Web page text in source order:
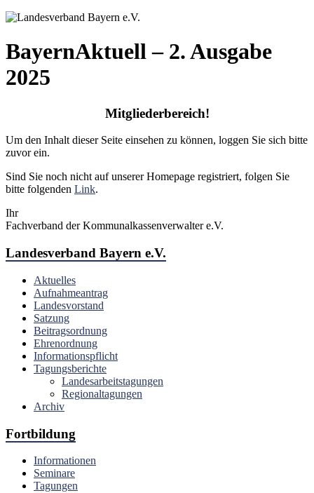
BayernAktuell – 2. Ausgabe
2025
Mitgliederbereich!
Um den Inhalt dieser Seite einsehen zu können, loggen Sie sich bitte
zuvor ein.
Sind Sie noch nicht auf unserer Homepage registriert, folgen Sie
bitte folgenden Link.
Ihr
Fachverband der Kommunalkassenverwalter e.V.
Landesverband Bayern e.V.
Aktuelles
Aufnahmeantrag
Landesvorstand
Satzung
Beitragsordnung
Ehrenordnung
Informationspflicht
Tagungsberichte
Landesarbeitstagungen
Regionaltagungen
Archiv
Fortbildung
Informationen
Seminare
Tagungen